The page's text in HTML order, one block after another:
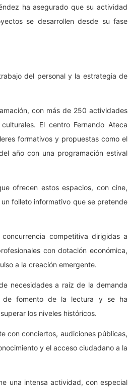
ha asegurado que su actividad
se desarrollen desde su fase
del personal y la estrategia de
con más de 250 actividades
El centro Fernando Ateca
formativos y propuestas como el
año con una programación estival
ofrecen estos espacios, con cine,
folleto informativo que se pretende
competitiva dirigidas a
con dotación económica,
a la creación emergente.
necesidades a raíz de la demanda
de fomento de la lectura y se ha
los niveles históricos.
con conciertos, audiciones públicas,
y el acceso ciudadano a la
una intensa actividad, con especial